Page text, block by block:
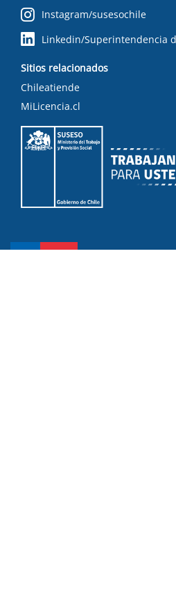
Instagram/susesochile
Linkedin/Superintendencia
Sitios relacionados
Chileatiende
MiLicencia.cl